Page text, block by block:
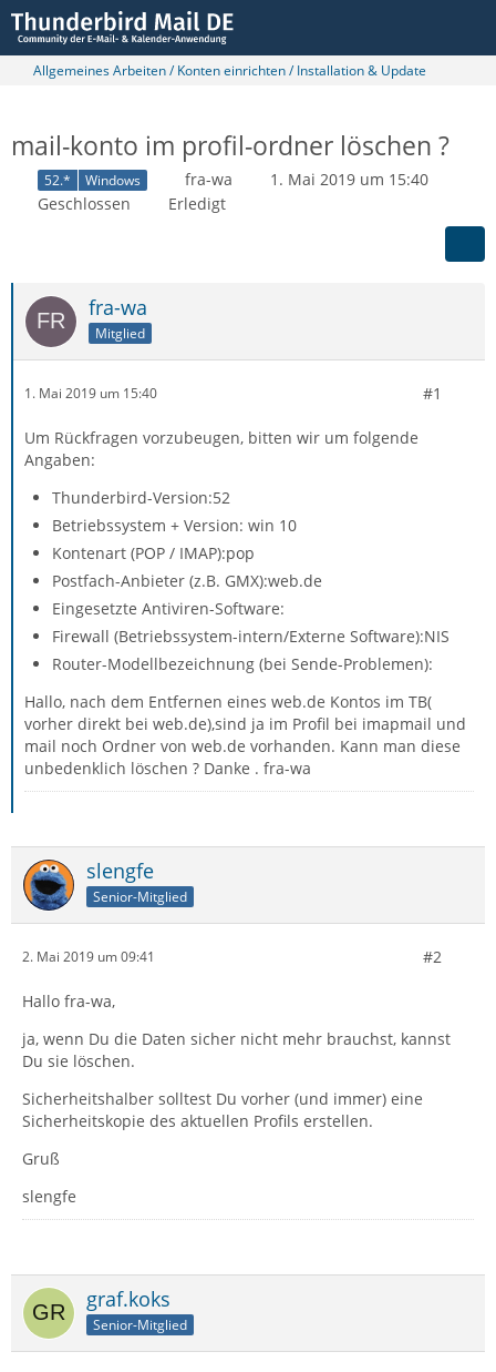
Allgemeines Arbeiten / Konten einrichten / Installation & Update
mail-konto im profil-ordner löschen ?
52.* Windows fra-wa
1. Mai 2019 um 15:40
Geschlossen
Erledigt
fra-wa
Mitglied
1. Mai 2019 um 15:40 #1
Um Rückfragen vorzubeugen, bitten wir um folgende
Angaben:
Thunderbird-Version:52
Betriebssystem + Version: win 10
Kontenart (POP / IMAP):pop
Postfach-Anbieter (z.B. GMX):web.de
Eingesetzte Antiviren-Software:
Firewall (Betriebssystem-intern/Externe Software):NIS
Router-Modellbezeichnung (bei Sende-Problemen):
Hallo, nach dem Entfernen eines web.de Kontos im TB(
vorher direkt bei web.de),sind ja im Profil bei imapmail und
mail noch Ordner von web.de vorhanden. Kann man diese
unbedenklich löschen ? Danke . fra-wa
slengfe
Senior-Mitglied
2. Mai 2019 um 09:41 #2
Hallo fra-wa,
ja, wenn Du die Daten sicher nicht mehr brauchst, kannst
Du sie löschen.
Sicherheitshalber solltest Du vorher (und immer) eine
Sicherheitskopie des aktuellen Profils erstellen.
Gruß
slengfe
graf.koks
Senior-Mitglied